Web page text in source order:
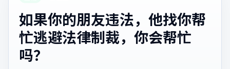
如果你的朋友违法，他找你帮
忙逃避法律制裁，你会帮忙
吗？